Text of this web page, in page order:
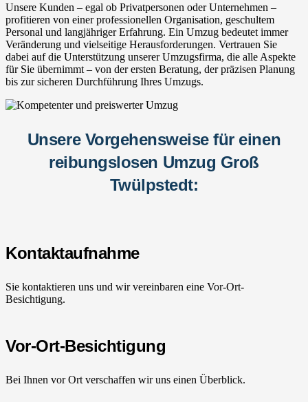
Unsere Kunden – egal ob Privatpersonen oder Unternehmen –
profitieren von einer professionellen Organisation, geschultem
Personal und langjähriger Erfahrung. Ein Umzug bedeutet immer
Veränderung und vielseitige Herausforderungen. Vertrauen Sie
dabei auf die Unterstützung unserer Umzugsfirma, die alle Aspekte
für Sie übernimmt – von der ersten Beratung, der präzisen Planung
bis zur sicheren Durchführung Ihres Umzugs.
Unsere Vorgehensweise für einen
reibungslosen Umzug Groß
Twülpstedt:
Kontaktaufnahme
Sie kontaktieren uns und wir vereinbaren eine Vor-Ort-
Besichtigung.
Vor-Ort-Besichtigung
Bei Ihnen vor Ort verschaffen wir uns einen Überblick.